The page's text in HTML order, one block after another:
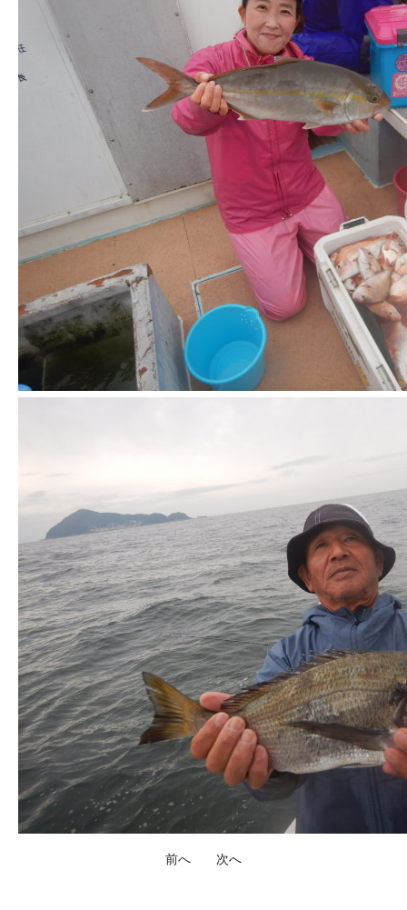
前へ 次へ